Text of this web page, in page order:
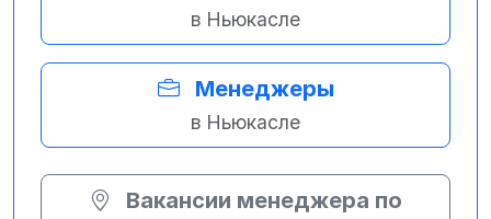
в Ньюкасле
Менеджеры
в Ньюкасле
Вакансии менеджера по